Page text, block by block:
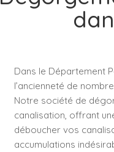
Dans le Département
l’ancienneté de
Notre société de
canalisation, offrant
déboucher vos
accumulations